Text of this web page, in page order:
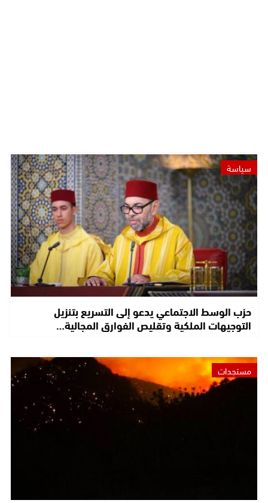
سياسة
حزب الوسط الاجتماعي يدعو إلى التسريع بتنزيل
التوجيهات الملكية وتقليص الفوارق المجالية…
مستجدات